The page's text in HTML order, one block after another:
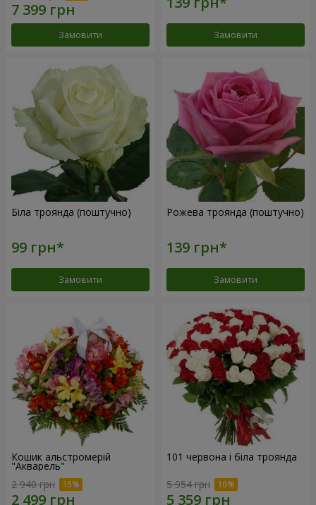
Замовити Замовити
Біла троянда (поштучно)
Замовити
Рожева троянда (поштучно)
Замовити
Кошик альстромерій
"Акварель"
2 940 грн
101 червона і біла троянда
5 954 грн